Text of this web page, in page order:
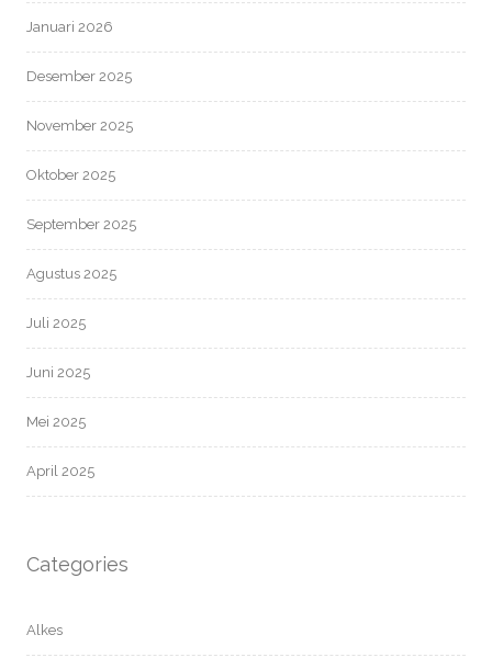
Januari 2026
Desember 2025
November 2025
Oktober 2025
September 2025
Agustus 2025
Juli 2025
Juni 2025
Mei 2025
April 2025
Categories
Alkes